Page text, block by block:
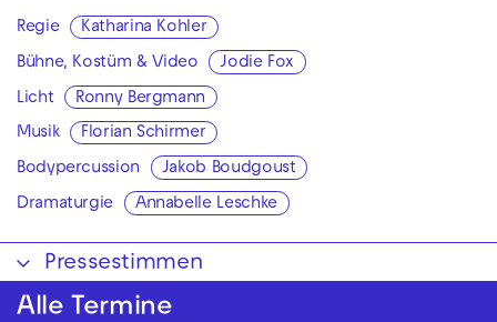
Regie Katharina Kohler
Bühne, Kostüm & Video Jodie Fox
Licht Ronny Bergmann
Musik Florian Schirmer
Bodypercussion Jakob Boudgoust
Dramaturgie Annabelle Leschke
Pressestimmen
Alle Termine